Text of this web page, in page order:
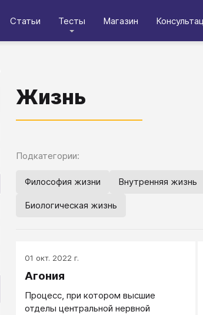
Статьи Тесты Магазин
Жизнь
Подкатегории:
Философия жизни Внутренняя жизнь
Биологическая жизнь
01 окт. 2022 г.
Агония
Процесс, при котором высшие
отделы центральной нервной